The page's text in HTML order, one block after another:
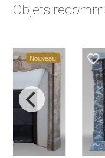
Objets
Nouveau favorite_border